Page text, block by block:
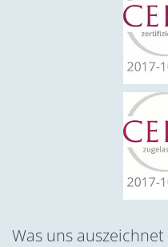
Was uns auszeichnet